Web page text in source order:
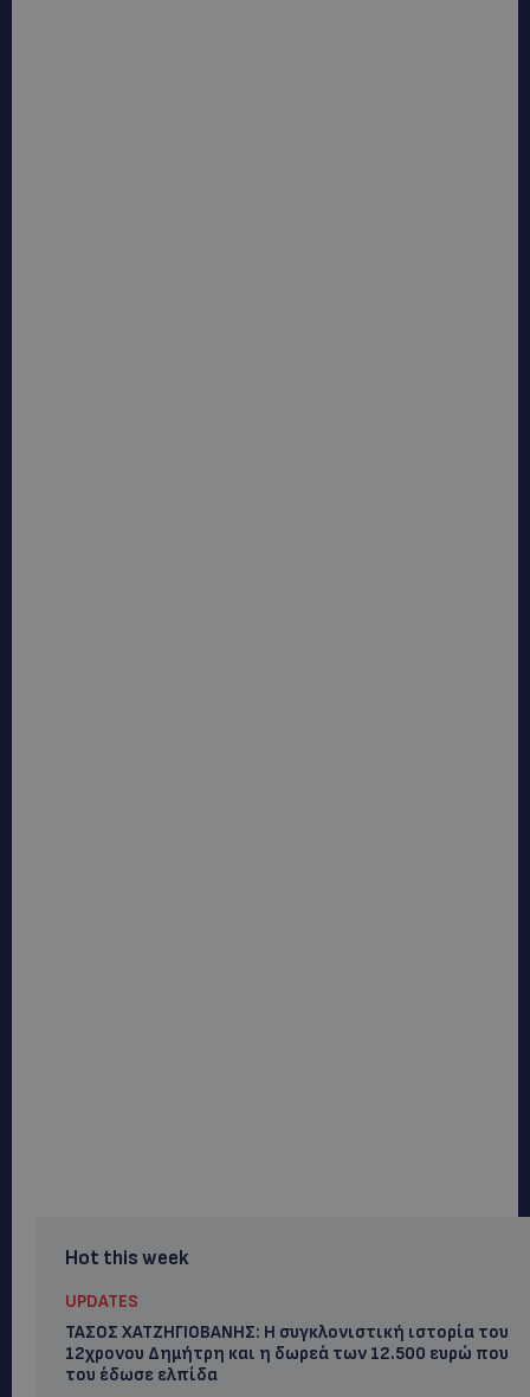
Hot this week
UPDATES
ΤΑΣΟΣ ΧΑΤΖΗΓΙΟΒΑΝΗΣ: Η συγκλονιστική ιστορία του
12χρονου Δημήτρη και η δωρεά των 12.500 ευρώ που
του έδωσε ελπίδα